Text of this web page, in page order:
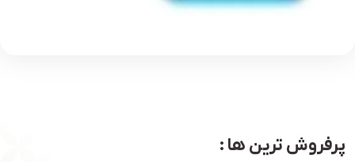
پرفروش ترین ها :